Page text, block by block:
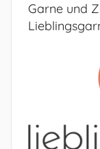
Garne und